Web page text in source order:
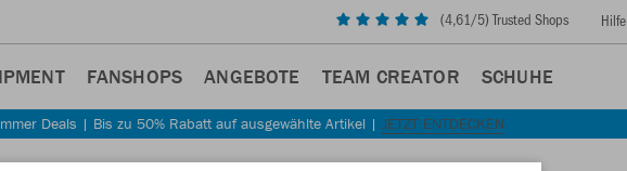
(4,61/5) Trusted Shops Hilfe
FANSHOPS ANGEBOTE TEAM CREATOR SCHUHE
Deals | Bis zu 50% Rabatt auf ausgewählte Artikel | JETZT ENTDECKEN